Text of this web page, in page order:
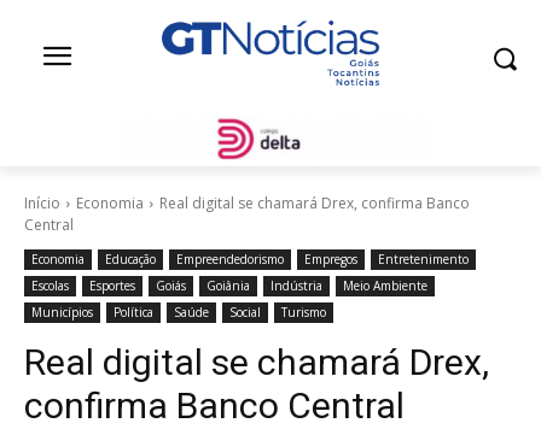
Início Economia
Real digital se chamará Drex, confirma Banco
Central
Economia Educação Empreendedorismo Empregos
Entretenimento
Escolas
Esportes Goiás Goiânia Indústria
Meio Ambiente
Municípios
Política Saúde Social Turismo
Real digital se chamará Drex,
confirma Banco Central